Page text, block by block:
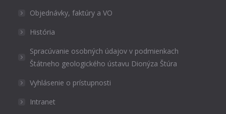
Objednávky, faktúry a VO
História
Spracúvanie osobných údajov v podmienkach
Štátneho geologického ústavu Dionýza Štúra
Vyhlásenie o prístupnosti
Intranet